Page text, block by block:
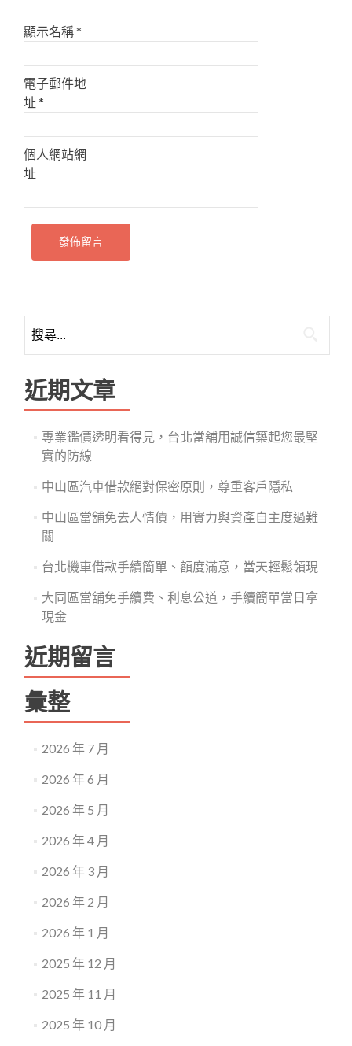
顯示名稱*
電子郵件地
址*
個人網站網
址
尋
鍵
字:
近期文章
專業鑑價透明看得見，台北當舖用誠信築起您最堅
實的防線
中山區汽車借款絕對保密原則，尊重客戶隱私
中山區當舖免去人情債，用實力與資產自主度過難
關
台北機車借款手續簡單、額度滿意，當天輕鬆領現
大同區當舖免手續費、利息公道，手續簡單當日拿
現金
近期留言
彙整
2026 年 7 月
2026 年 6 月
2026 年 5 月
2026 年 4 月
2026 年 3 月
2026 年 2 月
2026 年 1 月
2025 年 12 月
2025 年 11 月
2025 年 10 月